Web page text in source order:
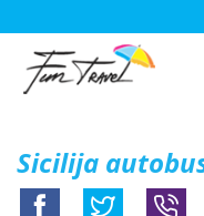
Sicilija